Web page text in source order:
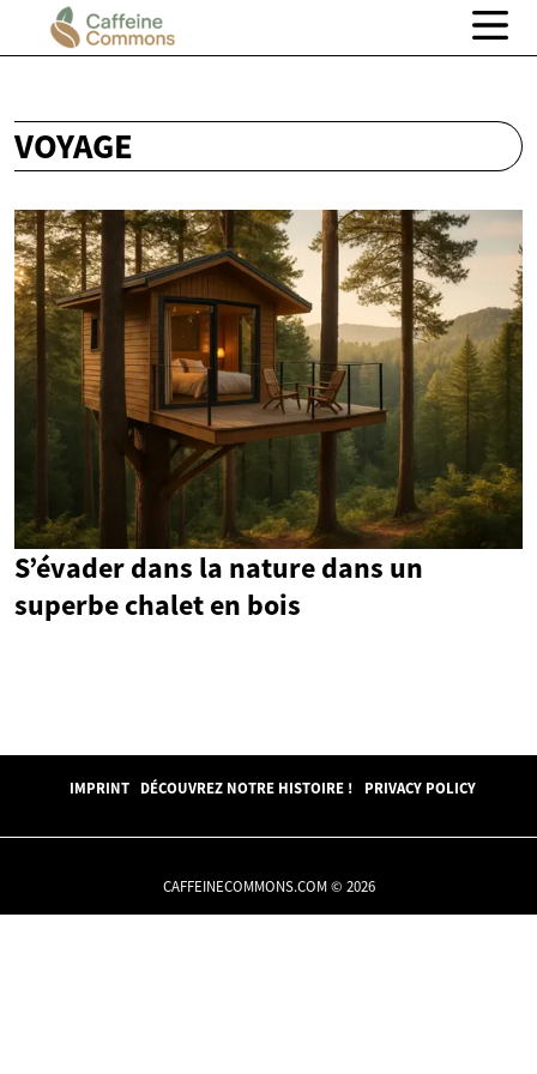
VOYAGE
S’évader dans la nature dans un
superbe chalet en bois
IMPRINT DÉCOUVREZ NOTRE HISTOIRE ! PRIVACY POLICY
CAFFEINECOMMONS.COM © 2026